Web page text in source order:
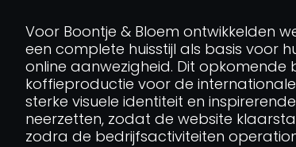
Voor Boontje & Bloem ontwikkelden
een complete huisstijl als basis voor
online aanwezigheid. Dit
koffieproductie voor de
sterke visuele identiteit en
neerzetten, zodat de website
zodra de bedrijfsactiviteiten